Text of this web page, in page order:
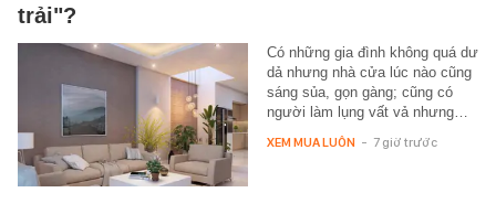
trải"?
Có những gia đình không quá dư
dả nhưng nhà cửa lúc nào cũng
sáng sủa, gọn gàng; cũng có
người làm lụng vất vả nhưng…
XEM MUA LUÔN - 7 giờ trước